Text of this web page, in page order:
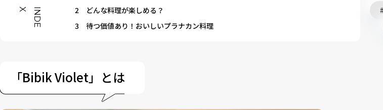
I
N
D
E
X
2
どんな料理が楽しめる？
3
待つ価値あり！おいしいプラナカン料理
「Bibik Violet」とは